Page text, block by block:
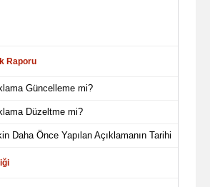
Raporu
Güncelleme mi?
Düzeltme mi?
Daha Önce Yapılan Açıklamanın Tarihi